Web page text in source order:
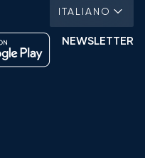
ITALIANO
NEWSLETTER